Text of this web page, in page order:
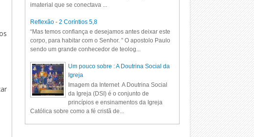
imaterial que se conectava ...
Reflexão - 2 Coríntios 5,8
“Mas temos confiança e desejamos antes deixar este
corpo, para habitar com o Senhor. ” O apostolo Paulo
sendo um grande conhecedor de teolog...
Um pouco sobre : A Doutrina Social da
Igreja
Imagem da Internet A Doutrina Social
da Igreja (DSI) é o conjunto de
princípios e ensinamentos da Igreja
Católica sobre como a fé cristã de...